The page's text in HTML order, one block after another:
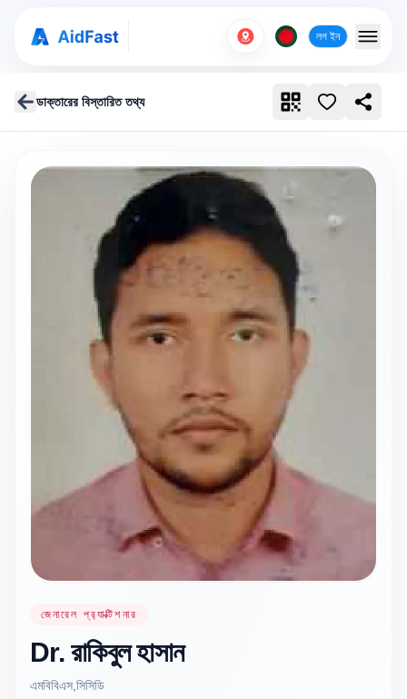
লগ ইন
ডাক্তারের বিস্তারিত তথ্য
জেনারেল প্র‍্যাক্টিশনার
Dr. রাকিবুল হাসান
এমবিবিএস,সিসিডি